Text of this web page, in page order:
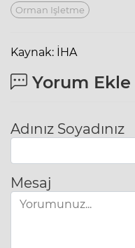
Orman Işletme
Kaynak: İHA
Yorum Ekle
Adınız Soyadınız
Mesaj